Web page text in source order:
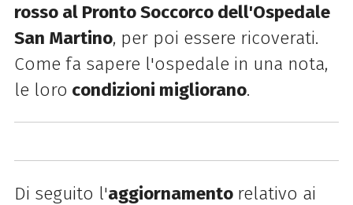
rosso al Pronto Soccorco dell'Ospedale
San Martino, per poi essere ricoverati.
Come fa sapere l'ospedale in una nota,
le loro condizioni migliorano.
Di seguito l'aggiornamento relativo ai